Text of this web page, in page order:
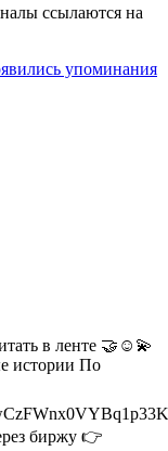
ссылаются на
упоминания
в ленте 🤝☺️💫
истории По
биржу 👉